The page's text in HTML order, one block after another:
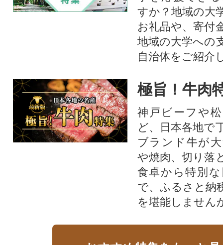
すか？地域の大
お礼品や、寄付
地域の大学への
自治体をご紹介
極旨！牛肉
神戸ビーフや
ど、日本各地で
ブランド牛が
や焼肉、切り落
食卓から特別
で、ふるさと納
を堪能しません